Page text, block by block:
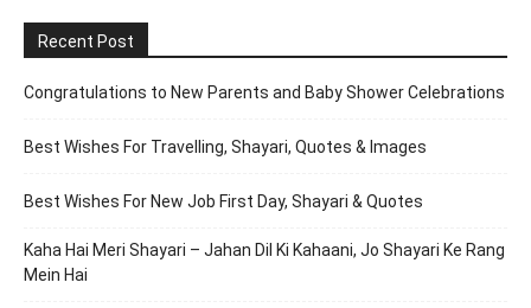
Recent Post
Congratulations to New Parents and Baby Shower Celebrations
Best Wishes For Travelling, Shayari, Quotes & Images
Best Wishes For New Job First Day, Shayari & Quotes
Kaha Hai Meri Shayari – Jahan Dil Ki Kahaani, Jo Shayari Ke Rang
Mein Hai